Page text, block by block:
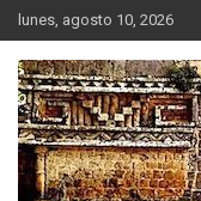
Saltar
al
contenido
lunes, agosto 10, 2026